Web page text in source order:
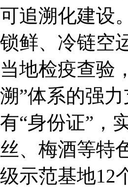
可追溯化建设
锁鲜、冷链空
当地检疫查验
溯”体系的强
有“身份证”，
丝、梅酒等特
级示范基地12